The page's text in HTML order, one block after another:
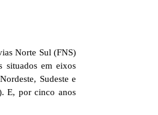
Norte Sul (FNS)
situados em eixos
Sudeste e
E, por cinco anos